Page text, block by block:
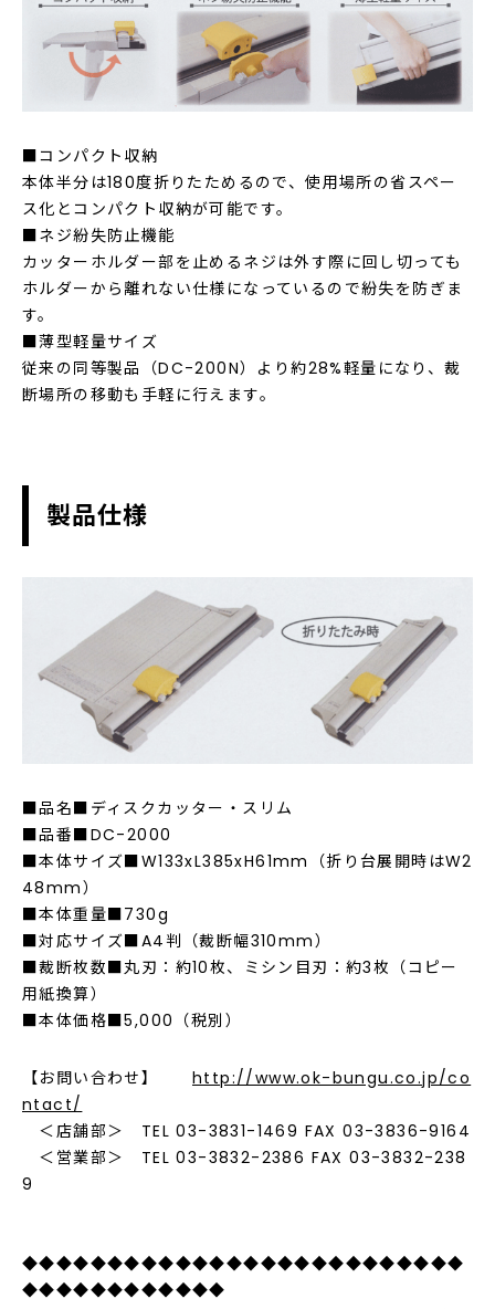
■コンパクト収納
本体半分は180度折りたためるので、使用場所の省スペー
ス化とコンパクト収納が可能です。
■ネジ紛失防止機能
カッターホルダー部を止めるネジは外す際に回し切っても
ホルダーから離れない仕様になっているので紛失を防ぎま
す。
■薄型軽量サイズ
従来の同等製品（DC-200N）より約28%軽量になり、裁
断場所の移動も手軽に行えます。
製品仕様
■品名■ディスクカッター・スリム
■品番■DC-2000
■本体サイズ■W133xL385xH61mm（折り台展開時はW2
48mm）
■本体重量■730g
■対応サイズ■A4判（裁断幅310mm）
■裁断枚数■丸刃：約10枚、ミシン目刃：約3枚（コピー
用紙換算）
■本体価格■5,000（税別）
【お問い合わせ】 http://www.ok-bungu.co.jp/co
ntact/
＜店舗部＞ TEL 03-3831-1469 FAX 03-3836-9164
＜営業部＞ TEL 03-3832-2386 FAX 03-3832-238
9
◆◆◆◆◆◆◆◆◆◆◆◆◆◆◆◆◆◆◆◆◆◆◆◆◆◆
◆◆◆◆◆◆◆◆◆◆◆◆